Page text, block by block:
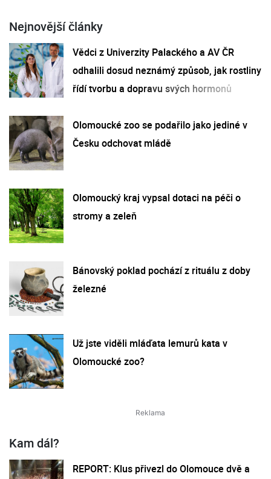
Nejnovější články
Vědci z Univerzity Palackého a AV ČR
odhalili dosud neznámý způsob, jak rostliny
řídí tvorbu a dopravu svých hormonů
Olomoucké zoo se podařilo jako jediné v
Česku odchovat mládě
Olomoucký kraj vypsal dotaci na péči o
stromy a zeleň
Bánovský poklad pochází z rituálu z doby
železné
Už jste viděli mláďata lemurů kata v
Olomoucké zoo?
Kam dál?
REPORT: Klus přivezl do Olomouce dvě a